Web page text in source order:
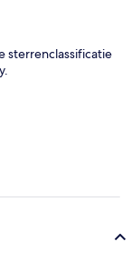
sterrenclassificatie